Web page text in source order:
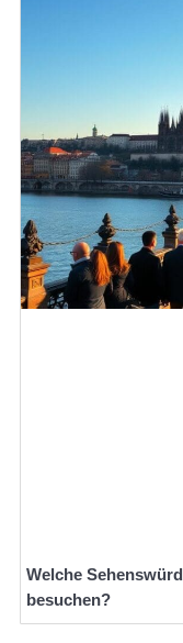
Welche
besuchen?